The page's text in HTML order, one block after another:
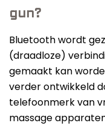
MUSCQLER
Northwall
Sanbo
Theragun
Massagekoppen
Technologie
gun?
Bluetooth wordt
(draadloze)
gemaakt kan
verder ontwikkeld
telefoonmerk van
massage